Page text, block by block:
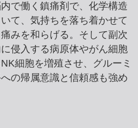
で働く鎮痛剤で、化学構造
て、気持ちを落ち着かせて
みを和らげる。そして副次
侵入する病原体やがん細胞
細胞を増殖させ、グルーミ
の帰属意識と信頼感も強め